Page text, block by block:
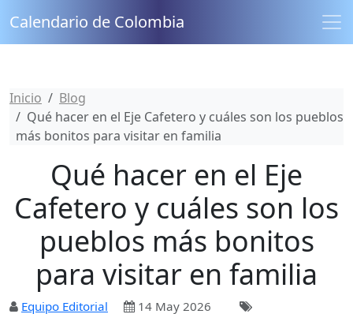
Calendario de Colombia
Inicio
Blog
Qué hacer en el Eje Cafetero y cuáles son los pueblos
más bonitos para visitar en familia
Qué hacer en el Eje
Cafetero y cuáles son los
pueblos más bonitos
para visitar en familia
Equipo Editorial 14 May 2026